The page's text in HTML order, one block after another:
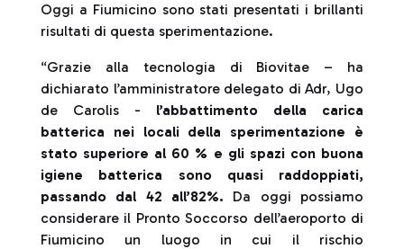
Oggi a Fiumicino sono stati presentati i brillanti
risultati di questa sperimentazione.
“Grazie alla tecnologia di Biovitae – ha
dichiarato l’amministratore delegato di Adr, Ugo
de Carolis - l’abbattimento della carica
batterica nei locali della sperimentazione è
stato superiore al 60 % e gli spazi con buona
igiene batterica sono quasi raddoppiati,
passando dal 42 all’82%. Da oggi possiamo
considerare il Pronto Soccorso dell’aeroporto di
Fiumicino un luogo in cui il rischio